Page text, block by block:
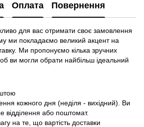
Оплата Повернення
для вас отримати своє замовлення
ми покладаємо великий акцент на
Ми пропонуємо кілька зручних
ви могли обрати найбільш ідеальний
кожного дня (неділя - вихідний). Ви
відділення або поштомат.
на те, що вартість доставки